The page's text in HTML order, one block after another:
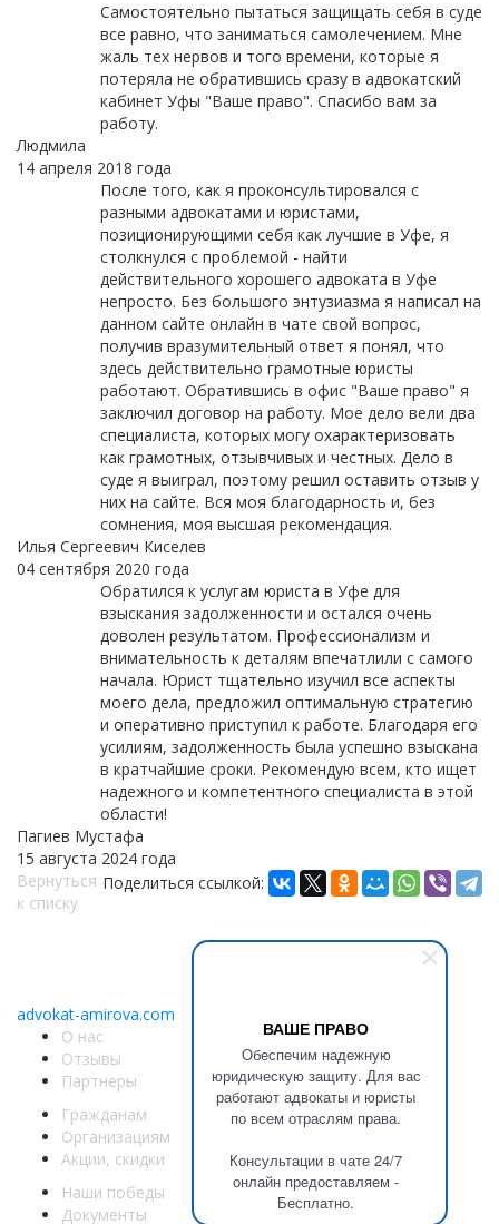
ВАШЕ ПРАВО
Обеспечим надежную
юридическую защиту. Для вас
работают адвокаты и юристы
по всем отраслям права.
Консультации в чате 24/7
онлайн предоставляем -
Бесплатно.
Самостоятельно пытаться защищать себя в суде
все равно, что заниматься самолечением. Мне
жаль тех нервов и того времени, которые я
потеряла не обратившись сразу в адвокатский
кабинет Уфы "Ваше право". Спасибо вам за
работу.
Людмила
14 апреля 2018 года
После того, как я проконсультировался с
разными адвокатами и юристами,
позиционирующими себя как лучшие в Уфе, я
столкнулся с проблемой - найти
действительного хорошего адвоката в Уфе
непросто. Без большого энтузиазма я написал на
данном сайте онлайн в чате свой вопрос,
получив вразумительный ответ я понял, что
здесь действительно грамотные юристы
работают. Обратившись в офис "Ваше право" я
заключил договор на работу. Мое дело вели два
специалиста, которых могу охарактеризовать
как грамотных, отзывчивых и честных. Дело в
суде я выиграл, поэтому решил оставить отзыв у
них на сайте. Вся моя благодарность и, без
сомнения, моя высшая рекомендация.
Илья Сергеевич Киселев
04 сентября 2020 года
Обратился к услугам юриста в Уфе для
взыскания задолженности и остался очень
доволен результатом. Профессионализм и
внимательность к деталям впечатлили с самого
начала. Юрист тщательно изучил все аспекты
моего дела, предложил оптимальную стратегию
и оперативно приступил к работе. Благодаря его
усилиям, задолженность была успешно взыскана
в кратчайшие сроки. Рекомендую всем, кто ищет
надежного и компетентного специалиста в этой
области!
Пагиев Мустафа
15 августа 2024 года
Поделиться ссылкой:
Вернуться
к списку
450076, Уфа, Чернышевского, 10а
advokat-amirova.com
О нас
Отзывы
Партнеры
Гражданам
Организациям
Акции, скидки
Наши победы
Документы